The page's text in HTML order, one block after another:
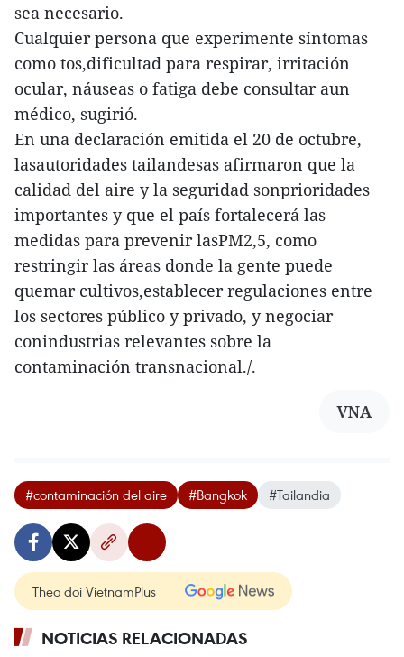
sea necesario.
Cualquier persona que experimente síntomas
como tos,dificultad para respirar, irritación
ocular, náuseas o fatiga debe consultar aun
médico, sugirió.
En una declaración emitida el 20 de octubre,
lasautoridades tailandesas afirmaron que la
calidad del aire y la seguridad sonprioridades
importantes y que el país fortalecerá las
medidas para prevenir lasPM2,5, como
restringir las áreas donde la gente puede
quemar cultivos,establecer regulaciones entre
los sectores público y privado, y negociar
conindustrias relevantes sobre la
contaminación transnacional./.
VNA
#contaminación del aire #Bangkok #Tailandia
Theo dõi VietnamPlus
NOTICIAS RELACIONADAS